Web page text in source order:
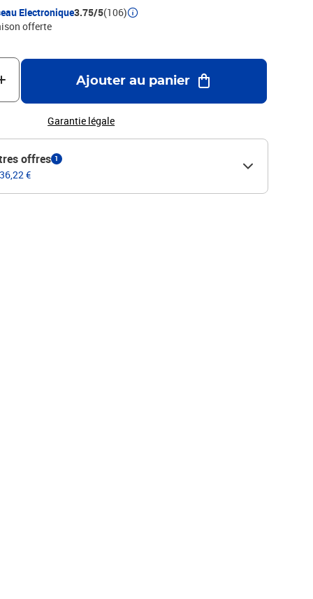
Electronique3.75/5(106)
offerte
Ajouter au panier
Garantie légale
offres 1
€